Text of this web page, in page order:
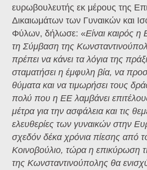
ευρωβουλευτής εκ μέρους της
Δικαιωμάτων των Γυναικών και
Φύλων, δήλωσε: «Είναι καιρός
τη Σύμβαση της
πρέπει να κάνει τα λόγια της
σταματήσει η έμφυλη βία, να
θύματα και να τιμωρήσει τους
πολύ που η ΕΕ λαμβάνει
μέτρα για την ασφάλεια και τις
ελευθερίες των γυναικών στην
σχεδόν δέκα χρόνια πίεσης από
Κοινοβούλιο, τώρα η επικύρωση
της Κωνσταντινούπολης θα